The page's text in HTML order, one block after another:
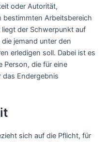
oder Autorität,
bestimmten Arbeitsbereich
der Schwerpunkt auf
jemand unter den
erledigen soll. Dabei ist es
Person, die für eine
das Endergebnis
sich auf die Pflicht, für